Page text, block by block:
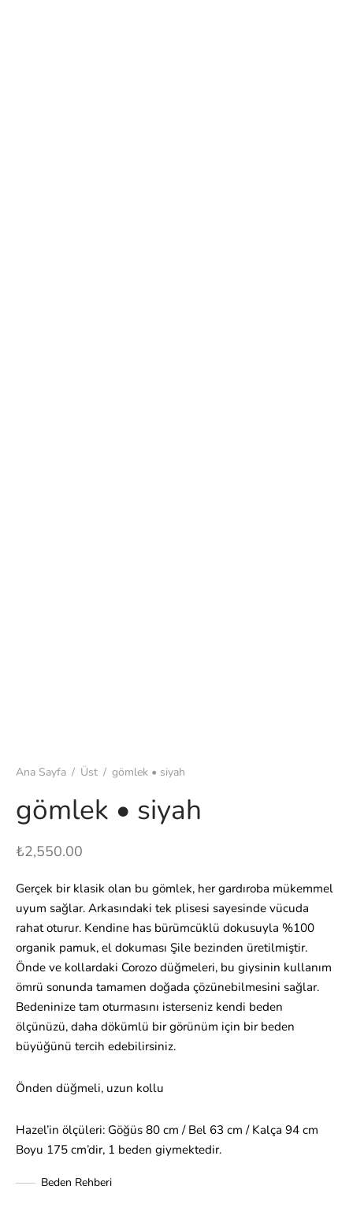
Ana Sayfa / Üst / gömlek • siyah
gömlek • siyah
₺2,550.00
Gerçek bir klasik olan bu gömlek, her gardıroba mükemmel
uyum sağlar. Arkasındaki tek plisesi sayesinde vücuda
rahat oturur. Kendine has bürümcüklü dokusuyla %100
organik pamuk, el dokuması Şile bezinden üretilmiştir.
Önde ve kollardaki Corozo düğmeleri, bu giysinin kullanım
ömrü sonunda tamamen doğada çözünebilmesini sağlar.
Bedeninize tam oturmasını isterseniz kendi beden
ölçünüzü, daha dökümlü bir görünüm için bir beden
büyüğünü tercih edebilirsiniz.
Önden düğmeli, uzun kollu
Hazel’in ölçüleri: Göğüs 80 cm / Bel 63 cm / Kalça 94 cm
Boyu 175 cm’dir, 1 beden giymektedir.
Beden Rehberi